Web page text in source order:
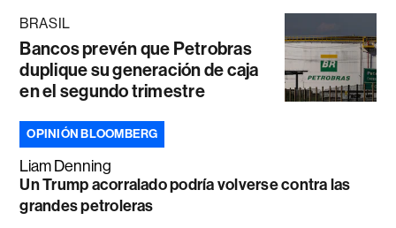
BRASIL
Bancos prevén que Petrobras
duplique su generación de caja
en el segundo trimestre
OPINIÓN BLOOMBERG
Liam Denning
Un Trump acorralado podría volverse contra las
grandes petroleras